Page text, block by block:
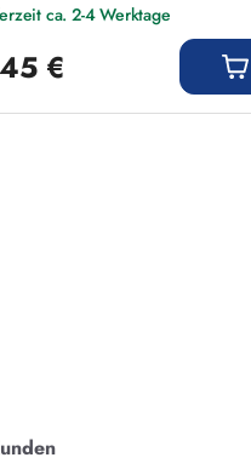
ca. 2-4 Werktage
€